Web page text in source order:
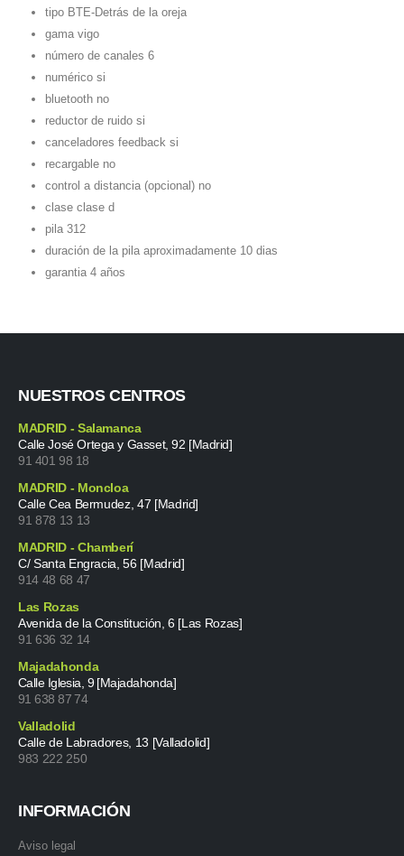
tipo BTE-Detrás de la oreja
gama vigo
número de canales 6
numérico si
bluetooth no
reductor de ruido si
canceladores feedback si
recargable no
control a distancia (opcional) no
clase clase d
pila 312
duración de la pila aproximadamente 10 dias
garantia 4 años
NUESTROS CENTROS
MADRID - Salamanca
Calle José Ortega y Gasset, 92 [Madrid]
91 401 98 18
MADRID - Moncloa
Calle Cea Bermudez, 47 [Madrid]
91 878 13 13
MADRID - Chamberí
C/ Santa Engracia, 56 [Madrid]
914 48 68 47
Las Rozas
Avenida de la Constitución, 6 [Las Rozas]
91 636 32 14
Majadahonda
Calle Iglesia, 9 [Majadahonda]
91 638 87 74
Valladolid
Calle de Labradores, 13 [Valladolid]
983 222 250
INFORMACIÓN
Aviso legal